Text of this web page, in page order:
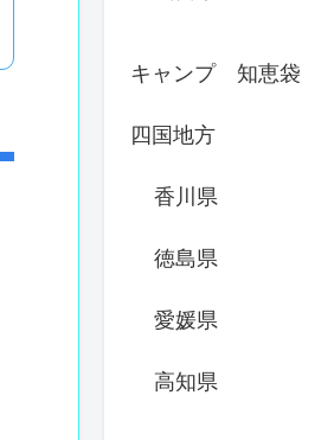
キャンプ 知恵袋
四国地方
香川県
徳島県
愛媛県
高知県